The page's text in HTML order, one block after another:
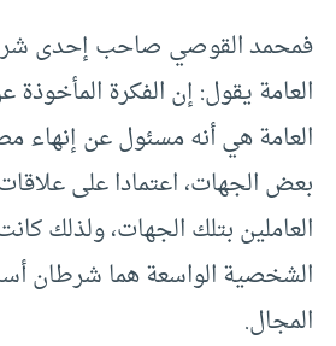
فمحمد القوصي صاحب إحدى
العامة يقول: إن الفكرة
العامة هي أنه مسئول عن إنهاء
بعض الجهات، اعتمادا على
العاملين بتلك الجهات، ولذلك
الشخصية الواسعة هما شرطان
المجال.